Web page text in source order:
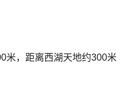
米，距离西湖天地约300米